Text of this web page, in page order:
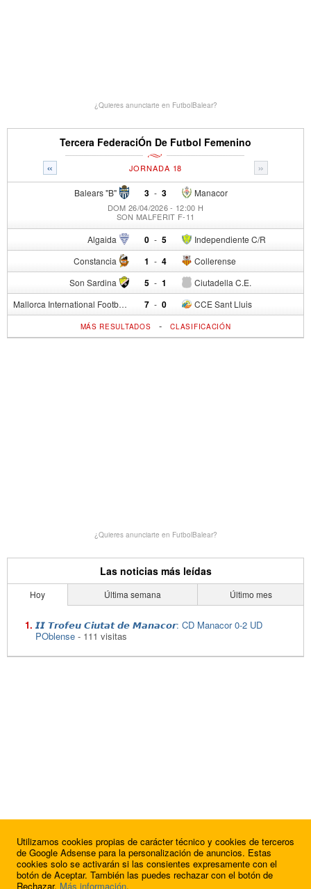
¿Quieres anunciarte en FutbolBalear?
Tercera FederaciÓn De Futbol Femenino
« »
JORNADA 18
Balears "B" 3 - Manacor
3
DOM 26/04/2026 - 12:00 H
SON MALFERIT F-11
Algaida 0 - Independiente C/R
5
Constancia 1 - Collerense
4
Son Sardina 5 - Ciutadella C.E.
1
Mallorca International Football Club del S.p. 7 - CCE Sant Lluis
0
MÁS RESULTADOS -CLASIFICACIÓN
¿Quieres anunciarte en FutbolBalear?
Las noticias más leídas
Hoy Última semana Último mes
𝙄𝙄 𝙏𝙧𝙤𝙛𝙚𝙪 𝘾𝙞𝙪𝙩𝙖𝙩 𝙙𝙚 𝙈𝙖𝙣𝙖𝙘𝙤𝙧: CD Manacor 0-2 UD
POblense - 111 visitas
Utilizamos cookies propias de carácter técnico y cookies de terceros
de Google Adsense para la personalización de anuncios. Estas
cookies solo se activarán si las consientes expresamente con el
botón de Aceptar. También las puedes rechazar con el botón de
Rechazar. Más información.